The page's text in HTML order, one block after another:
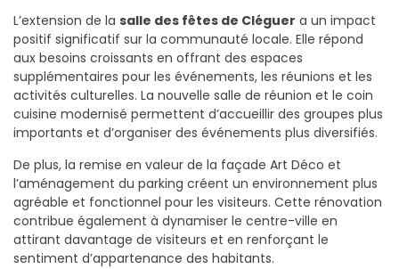
L’extension de la salle des fêtes de Cléguer a un impact
positif significatif sur la communauté locale. Elle répond
aux besoins croissants en offrant des espaces
supplémentaires pour les événements, les réunions et les
activités culturelles. La nouvelle salle de réunion et le coin
cuisine modernisé permettent d’accueillir des groupes plus
importants et d’organiser des événements plus diversifiés.
De plus, la remise en valeur de la façade Art Déco et
l’aménagement du parking créent un environnement plus
agréable et fonctionnel pour les visiteurs. Cette rénovation
contribue également à dynamiser le centre-ville en
attirant davantage de visiteurs et en renforçant le
sentiment d’appartenance des habitants.